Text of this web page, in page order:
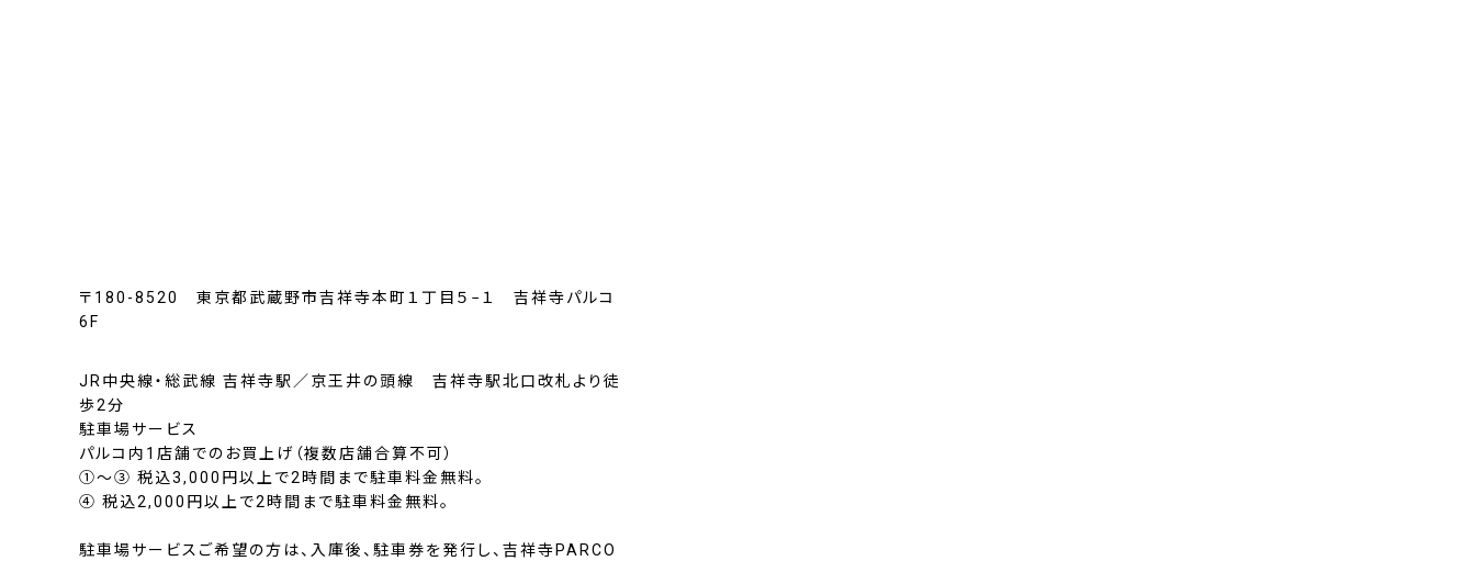
〒180-8520 東京都武蔵野市吉祥寺本町１丁目５−１ 吉祥寺パルコ
6F
JR中央線・総武線 吉祥寺駅／京王井の頭線 吉祥寺駅北口改札より徒
歩2分
駐車場サービス
パルコ内1店舗でのお買上げ（複数店舗合算不可）
①～③ 税込3,000円以上で2時間まで駐車料金無料。
④ 税込2,000円以上で2時間まで駐車料金無料。
駐車場サービスご希望の方は、入庫後、駐車券を発行し、吉祥寺PARCO